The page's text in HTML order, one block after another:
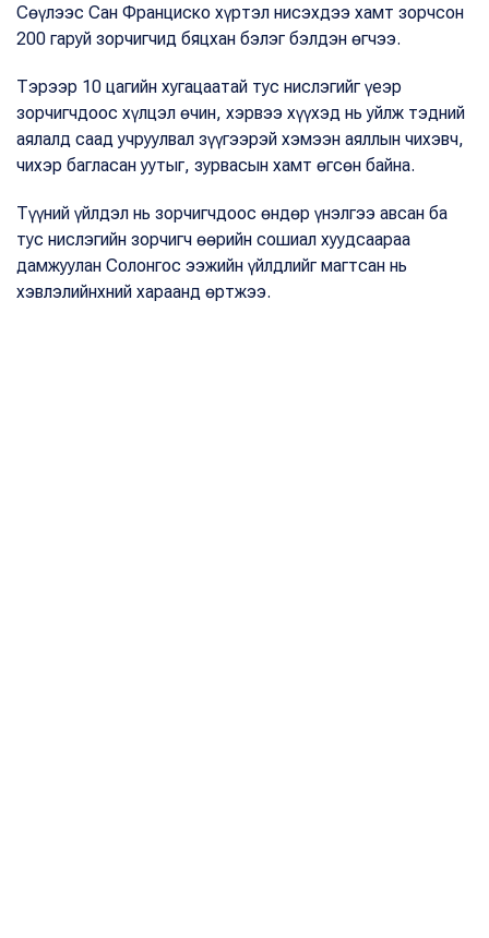
Сөүлээс Сан Франциско хүртэл нисэхдээ хамт зорчсон
200 гаруй зорчигчид бяцхан бэлэг бэлдэн өгчээ.
Тэрээр 10 цагийн хугацаатай тус нислэгийг үеэр
зорчигчдоос хүлцэл өчин, хэрвээ хүүхэд нь уйлж тэдний
аялалд саад учруулвал зүүгээрэй хэмээн аяллын чихэвч,
чихэр багласан уутыг, зурвасын хамт өгсөн байна.
Түүний үйлдэл нь зорчигчдоос өндөр үнэлгээ авсан ба
тус нислэгийн зорчигч өөрийн сошиал хуудсаараа
дамжуулан Солонгос ээжийн үйлдлийг магтсан нь
хэвлэлийнхний хараанд өртжээ.